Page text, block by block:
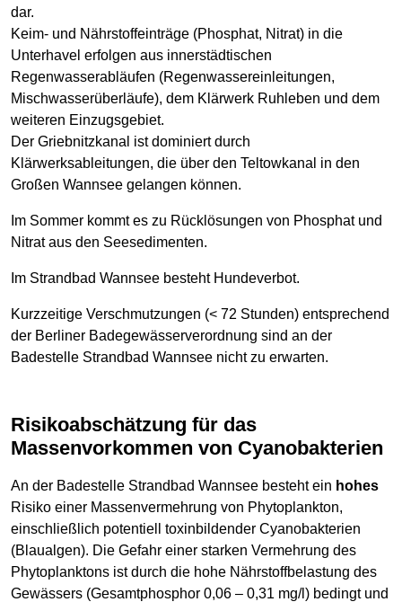
dar.
Keim- und Nährstoffeinträge (Phosphat, Nitrat) in die
Unterhavel erfolgen aus innerstädtischen
Regenwasserabläufen (Regenwassereinleitungen,
Mischwasserüberläufe), dem Klärwerk Ruhleben und dem
weiteren Einzugsgebiet.
Der Griebnitzkanal ist dominiert durch
Klärwerksableitungen, die über den Teltowkanal in den
Großen Wannsee gelangen können.
Im Sommer kommt es zu Rücklösungen von Phosphat und
Nitrat aus den Seesedimenten.
Im Strandbad Wannsee besteht Hundeverbot.
Kurzzeitige Verschmutzungen (< 72 Stunden) entsprechend
der Berliner Badegewässerverordnung sind an der
Badestelle Strandbad Wannsee nicht zu erwarten.
Risikoabschätzung für das
Massenvorkommen von Cyanobakterien
An der Badestelle Strandbad Wannsee besteht ein hohes
Risiko einer Massenvermehrung von Phytoplankton,
einschließlich potentiell toxinbildender Cyanobakterien
(Blaualgen). Die Gefahr einer starken Vermehrung des
Phytoplanktons ist durch die hohe Nährstoffbelastung des
Gewässers (Gesamtphosphor 0,06 – 0,31 mg/l) bedingt und